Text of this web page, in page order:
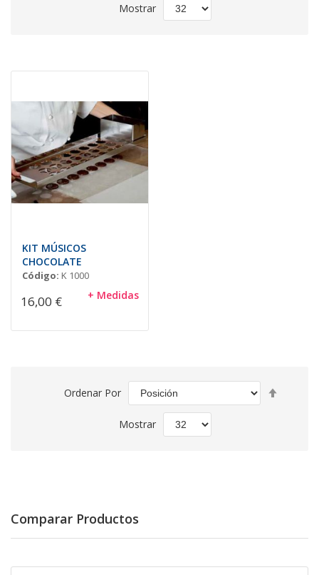
Mostrar
KIT MÚSICOS
CHOCOLATE
Código: K 1000
16,00 € + Medidas
Ordenar Por
Mostrar
Comparar Productos